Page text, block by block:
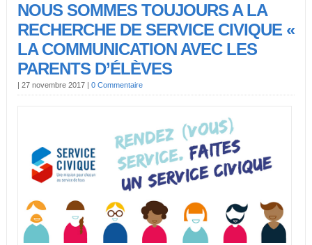
NOUS SOMMES TOUJOURS A LA
RECHERCHE DE SERVICE CIVIQUE «
LA COMMUNICATION AVEC LES
PARENTS D’ÉLÈVES
| 27 novembre 2017 | 0 Commentaire